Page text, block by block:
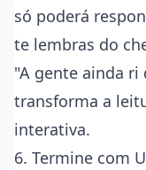
só poderá
te lembras do
"A gente ainda ri
transforma a
interativa.
6. Termine com